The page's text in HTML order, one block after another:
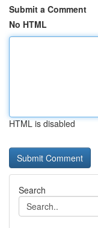
Submit a Comment
No HTML
HTML is disabled
Search